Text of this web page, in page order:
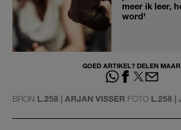
meer ik leer,
word'
GOED ARTIKEL? DELEN MAAR.
BRON L.258 | ARJAN VISSER FOTO L.258 |